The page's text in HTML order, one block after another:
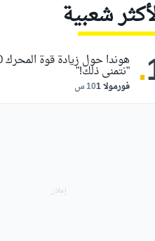
شعبية
. فورمولا 1 10 س
"نتمنى ذلك!"